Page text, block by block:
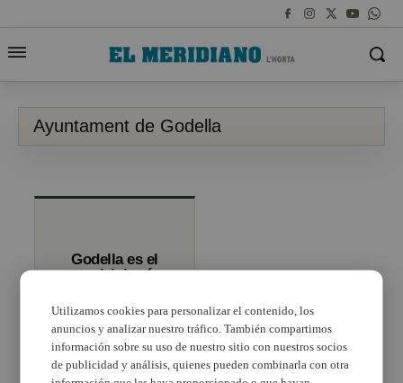
Ayuntament de Godella
Godella es el
municipi més
comarca
Utilizamos cookies para personalizar el contenido, los
anuncios y analizar nuestro tráfico. También compartimos
información sobre su uso de nuestro sitio con nuestros socios
de publicidad y análisis, quienes pueden combinarla con otra